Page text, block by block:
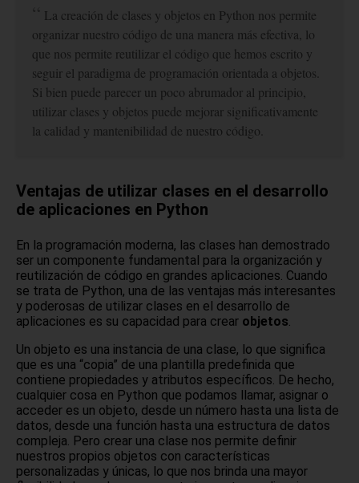
La creación de clases y objetos en Python nos permite
organizar nuestro código de una manera más efectiva, lo
que nos permite reutilizar el código que hemos escrito y
seguir el paradigma de programación orientada a objetos.
Si bien puede parecer un poco abrumador al principio,
utilizar clases y objetos puede mejorar significativamente
la calidad y mantenibilidad de nuestro código.
Ventajas de utilizar clases en el desarrollo
de aplicaciones en Python
En la programación moderna, las clases han demostrado
ser un componente fundamental para la organización y
reutilización de código en grandes aplicaciones. Cuando
se trata de Python, una de las ventajas más interesantes
y poderosas de utilizar clases en el desarrollo de
aplicaciones es su capacidad para crear objetos.
Un objeto es una instancia de una clase, lo que significa
que es una “copia” de una plantilla predefinida que
contiene propiedades y atributos específicos. De hecho,
cualquier cosa en Python que podamos llamar, asignar o
acceder es un objeto, desde un número hasta una lista de
datos, desde una función hasta una estructura de datos
compleja. Pero crear una clase nos permite definir
nuestros propios objetos con características
personalizadas y únicas, lo que nos brinda una mayor